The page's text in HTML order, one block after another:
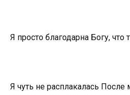
Я просто благодарна Богу, что
Я чуть не расплакалась